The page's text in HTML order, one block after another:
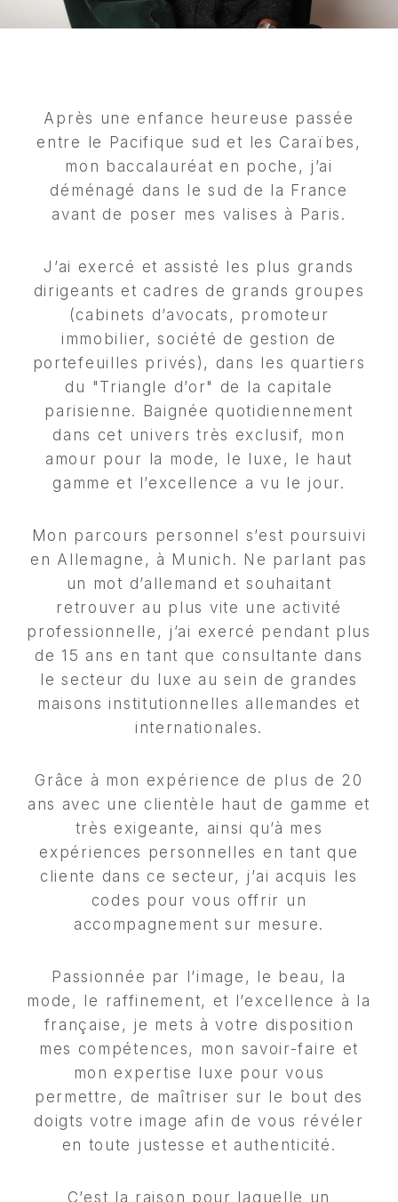
Après une enfance heureuse passée
entre le Pacifique sud et les Caraïbes,
mon baccalauréat en poche, j’ai
déménagé dans le sud de la France
avant de poser mes valises à Paris.
J’ai exercé et assisté les plus grands
dirigeants et cadres de grands groupes
(cabinets d’avocats, promoteur
immobilier, société de gestion de
portefeuilles privés), dans les quartiers
du "Triangle d’or" de la capitale
parisienne. Baignée quotidiennement
dans cet univers très exclusif, mon
amour pour la mode, le luxe, le haut
gamme et l’excellence a vu le jour.
Mon parcours personnel s’est poursuivi
en Allemagne, à Munich. Ne parlant pas
un mot d’allemand et souhaitant
retrouver au plus vite une activité
professionnelle, j’ai exercé pendant plus
de 15 ans en tant que consultante dans
le secteur du luxe au sein de grandes
maisons institutionnelles allemandes et
internationales.
Grâce à mon expérience de plus de 20
ans avec une clientèle haut de gamme et
très exigeante, ainsi qu’à mes
expériences personnelles en tant que
cliente dans ce secteur, j’ai acquis les
codes pour vous offrir un
accompagnement sur mesure.
Passionnée par l’image, le beau, la
mode, le raffinement, et l’excellence à la
française, je mets à votre disposition
mes compétences, mon savoir-faire et
mon expertise luxe pour vous
permettre, de maîtriser sur le bout des
doigts votre image afin de vous révéler
en toute justesse et authenticité.
C’est la raison pour laquelle un